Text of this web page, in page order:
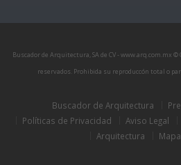
Buscador de Arquitectura, SA de CV - www.arq.com.mx ©
reservados. Prohibida su reproduccón total o
Buscador de Arquitectura
Políticas de Privacidad
Aviso Legal
Arquitectura